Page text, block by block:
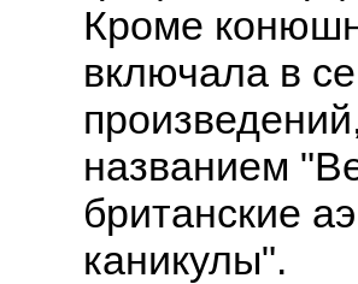
Кроме
включала в
названием
британские
каникулы".